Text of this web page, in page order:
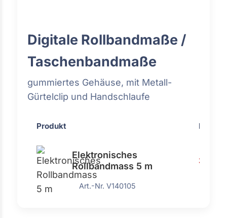
Digitale Rollbandmaße /
Taschenbandmaße
gummiertes Gehäuse, mit Metall-
Gürtelclip und Handschlaufe
Produkt Preis
Elektronisches
Rollbandmass 5 m
33,66
Art.-Nr. V140105